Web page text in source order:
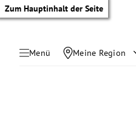
Zum Hauptinhalt der Seite
Menü Meine Region